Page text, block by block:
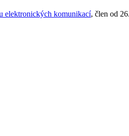
elektronických komunikací, člen od